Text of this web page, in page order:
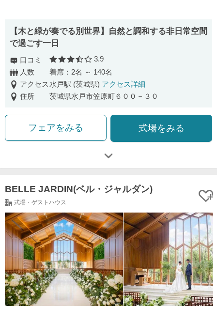
【木と緑が奏でる別世界】自然と調和する非日常空間
で過ごす一日
口コミ 口コミ評価
3.9
人数
着席：2名 ～ 140名
アクセス水戸駅 (茨城県) アクセス詳細
住所
茨城県水戸市笠原町６００－３０
フェアをみる 式場をみる
BELLE JARDIN(ベル・ジャルダン)
式場・ゲストハウス